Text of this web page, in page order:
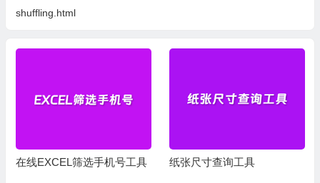
shuffling.html
在线EXCEL筛选手机号工具 纸张尺寸查询工具